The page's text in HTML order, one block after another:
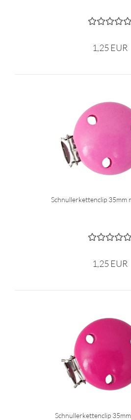
1,25 EUR
Schnullerkettenclip 35mm
1,25 EUR
Schnullerkettenclip